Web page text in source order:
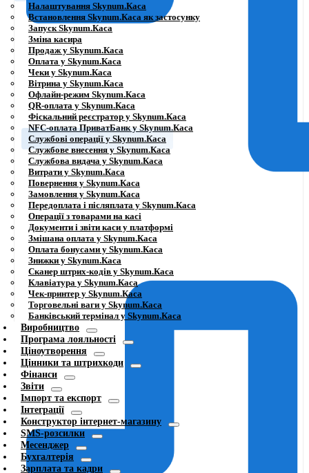
Налаштування Skynum.Каса
Встановлення Skynum.Каса як застосунку
Запуск Skynum.Каса
Зміна касира
Продаж у Skynum.Каса
Оплата у Skynum.Каса
Чеки у Skynum.Каса
Вітрина у Skynum.Каса
Офлайн-режим Skynum.Каса
QR-оплата у Skynum.Каса
Фіскальний реєстратор у Skynum.Каса
NFC-оплата ПриватБанк у Skynum.Каса
Службові операції у Skynum.Каса
Службове внесення у Skynum.Каса
Службова видача у Skynum.Каса
Витрати у Skynum.Каса
Повернення у Skynum.Каса
Замовлення у Skynum.Каса
Передоплата і післяплата у Skynum.Каса
Операції з товарами на касі
Документи і звіти каси у платформі
Змішана оплата у Skynum.Каса
Оплата бонусами у Skynum.Каса
Знижки у Skynum.Каса
Сканер штрих-кодів у Skynum.Каса
Клавіатура у Skynum.Каса
Чек-принтер у Skynum.Каса
Торговельні ваги у Skynum.Каса
Банківський термінал у Skynum.Каса
Виробництво
Програма лояльності
Ціноутворення
Цінники та штрихкоди
Фінанси
Звіти
Імпорт та експорт
Інтеграції
Конструктор інтернет-магазину
SMS-розсилки
Месенджер
Бухгалтерія
Зарплата та кадри